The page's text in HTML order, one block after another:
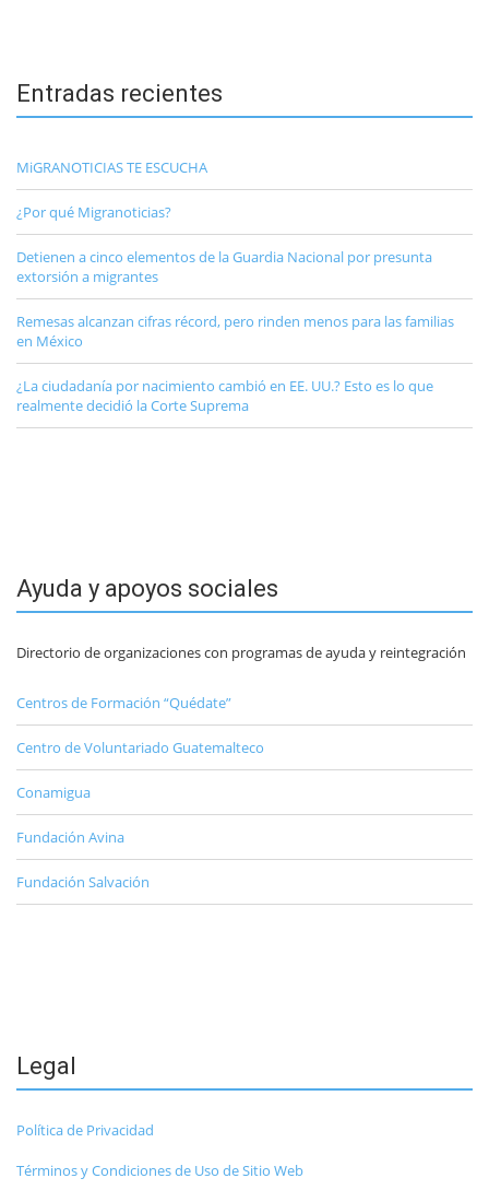
Entradas recientes
MiGRANOTICIAS TE ESCUCHA
¿Por qué Migranoticias?
Detienen a cinco elementos de la Guardia Nacional por presunta
extorsión a migrantes
Remesas alcanzan cifras récord, pero rinden menos para las familias
en México
¿La ciudadanía por nacimiento cambió en EE. UU.? Esto es lo que
realmente decidió la Corte Suprema
Ayuda y apoyos sociales
Directorio de organizaciones con programas de ayuda y reintegración
Centros de Formación “Quédate”
Centro de Voluntariado Guatemalteco
Conamigua
Fundación Avina
Fundación Salvación
Legal
Política de Privacidad
Términos y Condiciones de Uso de Sitio Web